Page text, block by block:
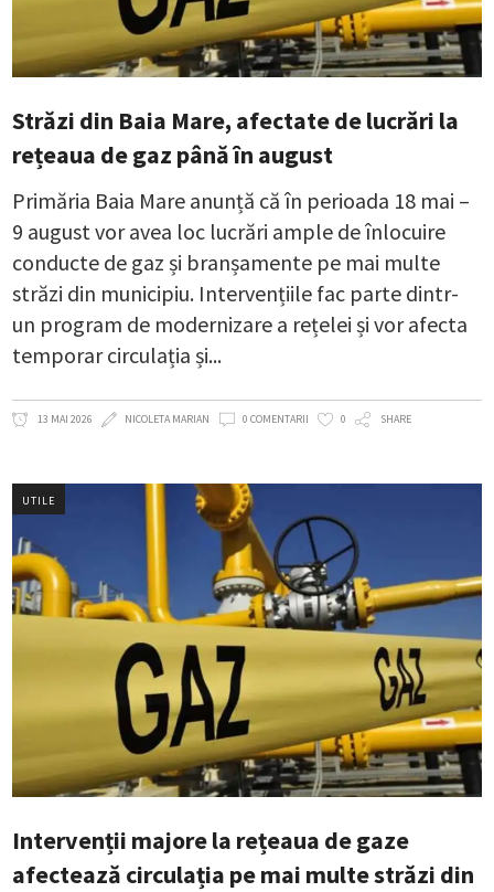
Străzi din Baia Mare, afectate de lucrări la
rețeaua de gaz până în august
Primăria Baia Mare anunță că în perioada 18 mai –
9 august vor avea loc lucrări ample de înlocuire
conducte de gaz și branșamente pe mai multe
străzi din municipiu. Intervențiile fac parte dintr-
un program de modernizare a rețelei și vor afecta
temporar circulația și
13 MAI 2026 NICOLETA MARIAN 0 COMENTARII 0 SHARE
UTILE
Intervenții majore la rețeaua de gaze
afectează circulația pe mai multe străzi din